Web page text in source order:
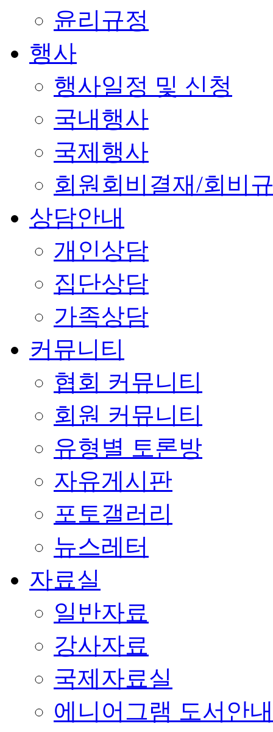
윤리규정
행사
행사일정 및 신청
국내행사
국제행사
회원회비결재/회비
상담안내
개인상담
집단상담
가족상담
커뮤니티
협회 커뮤니티
회원 커뮤니티
유형별 토론방
자유게시판
포토갤러리
뉴스레터
자료실
일반자료
강사자료
국제자료실
에니어그램 도서안내